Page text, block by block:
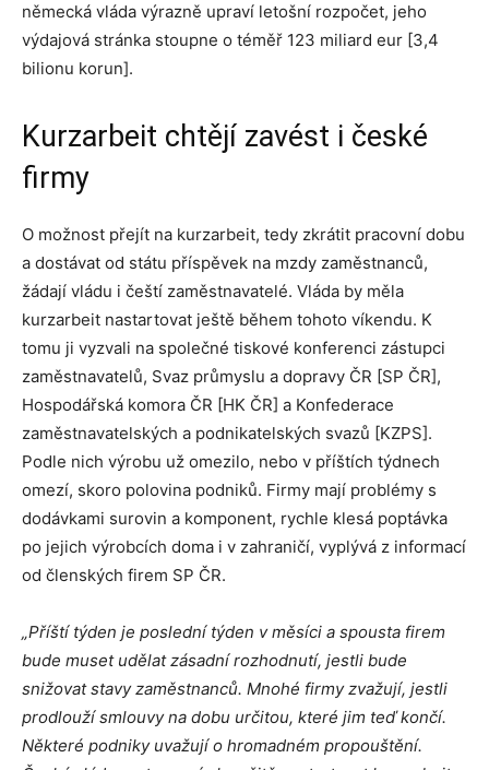
německá vláda výrazně upraví letošní rozpočet, jeho
výdajová stránka stoupne o téměř 123 miliard eur [3,4
bilionu korun].
Kurzarbeit chtějí zavést i české
firmy
O možnost přejít na kurzarbeit, tedy zkrátit pracovní dobu
a dostávat od státu příspěvek na mzdy zaměstnanců,
žádají vládu i čeští zaměstnavatelé. Vláda by měla
kurzarbeit nastartovat ještě během tohoto víkendu. K
tomu ji vyzvali na společné tiskové konferenci zástupci
zaměstnavatelů, Svaz průmyslu a dopravy ČR [SP ČR],
Hospodářská komora ČR [HK ČR] a Konfederace
zaměstnavatelských a podnikatelských svazů [KZPS].
Podle nich výrobu už omezilo, nebo v příštích týdnech
omezí, skoro polovina podniků. Firmy mají problémy s
dodávkami surovin a komponent, rychle klesá poptávka
po jejich výrobcích doma i v zahraničí, vyplývá z informací
od členských firem SP ČR.
„Příští týden je poslední týden v měsíci a spousta firem
bude muset udělat zásadní rozhodnutí, jestli bude
snižovat stavy zaměstnanců. Mnohé firmy zvažují, jestli
prodlouží smlouvy na dobu určitou, které jim teď končí.
Některé podniky uvažují o hromadném propouštění.